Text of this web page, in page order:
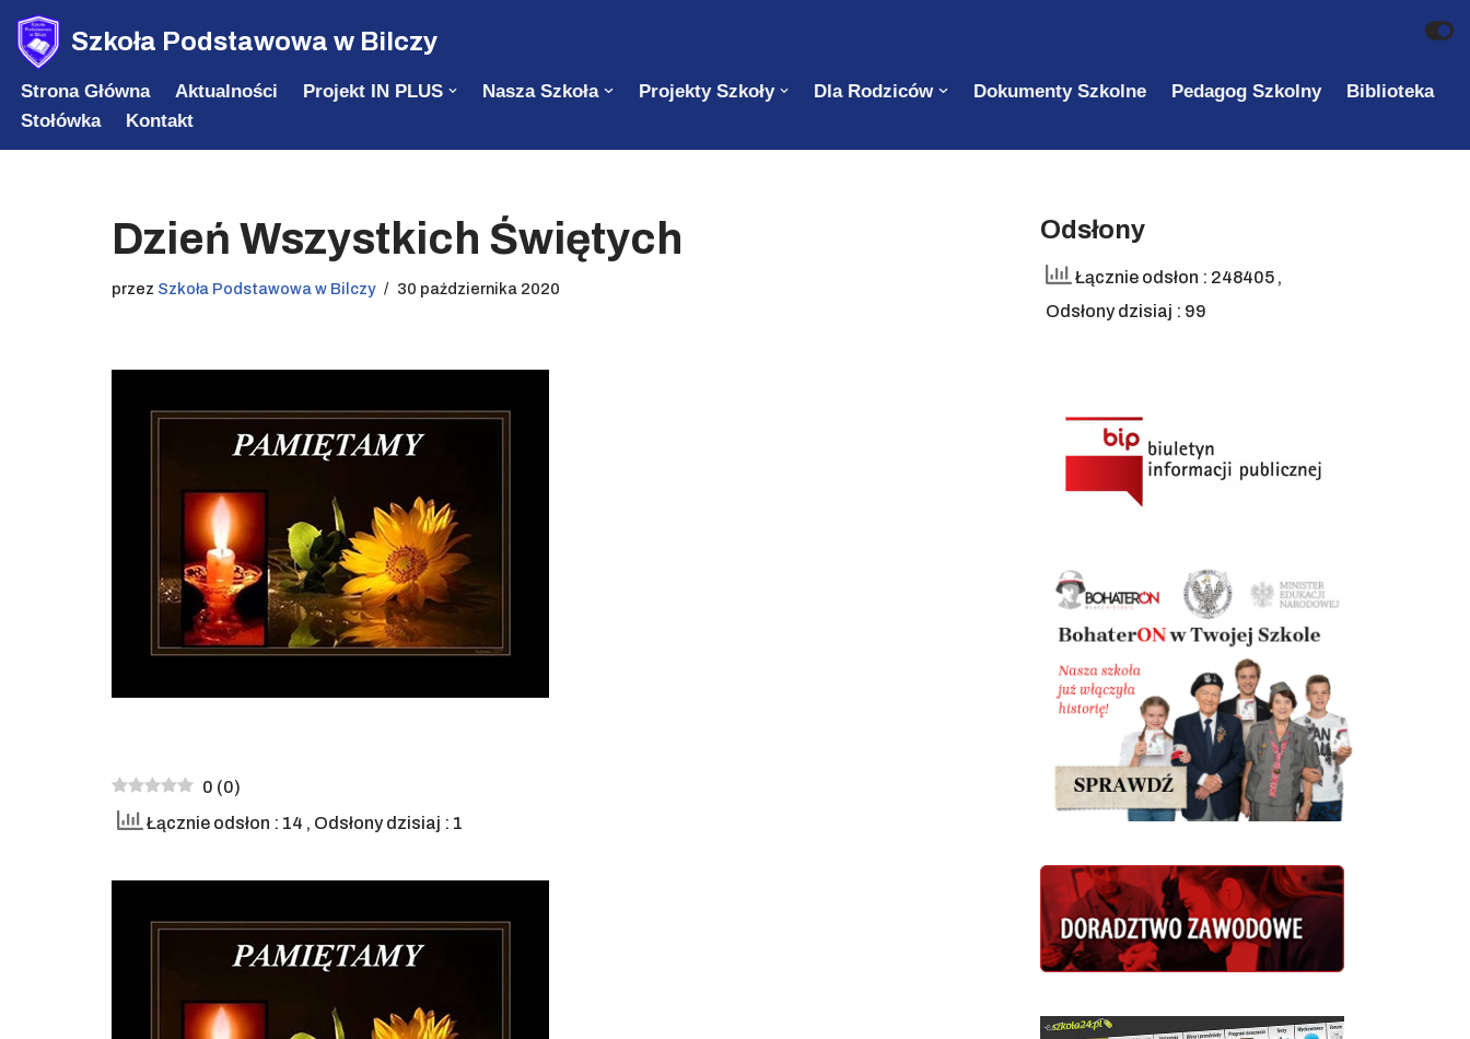
Przejdź
do
treści
Szkoła Podstawowa w Bilczy
Strona Główna Aktualności Projekt IN PLUS Nasza Szkoła Projekty Szkoły Dla Rodziców Dokumenty Szkolne Pedagog Szkolny
Biblioteka
Stołówka
Kontakt
Dzień Wszystkich Świętych
przez Szkoła Podstawowa w Bilczy 30 października 2020
0 (0)
Łącznie odsłon : 14 , Odsłony dzisiaj : 1
Odsłony
Łącznie odsłon : 248405 ,
Odsłony dzisiaj : 99